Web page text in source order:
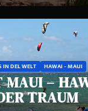
DEL WELT HAWAI - MAUI
MAUI –
TRAUM